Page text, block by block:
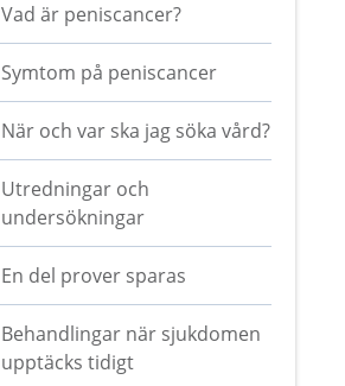
Vad är peniscancer?
Symtom på peniscancer
När och var ska jag söka vård?
Utredningar och
undersökningar
En del prover sparas
Behandlingar när sjukdomen
upptäcks tidigt